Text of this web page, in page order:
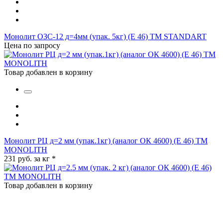
Монолит ОЗС-12 д=4мм (упак. 5кг) (Е 46) ТМ STANDART
Цена по запросу
Товар добавлен в корзину
Монолит РЦ д=2 мм (упак.1кг) (аналог ОК 4600) (Е 46) ТМ
MONOLITH
231 руб. за кг *
Товар добавлен в корзину